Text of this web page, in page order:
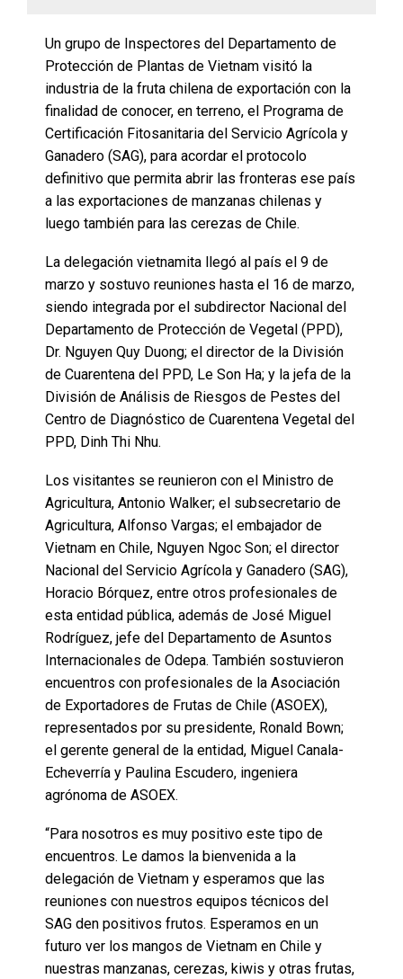
Un grupo de Inspectores del Departamento de
Protección de Plantas de Vietnam visitó la
industria de la fruta chilena de exportación con la
finalidad de conocer, en terreno, el Programa de
Certificación Fitosanitaria del Servicio Agrícola y
Ganadero (SAG), para acordar el protocolo
definitivo que permita abrir las fronteras ese país
a las exportaciones de manzanas chilenas y
luego también para las cerezas de Chile.
La delegación vietnamita llegó al país el 9 de
marzo y sostuvo reuniones hasta el 16 de marzo,
siendo integrada por el subdirector Nacional del
Departamento de Protección de Vegetal (PPD),
Dr. Nguyen Quy Duong; el director de la División
de Cuarentena del PPD, Le Son Ha; y la jefa de la
División de Análisis de Riesgos de Pestes del
Centro de Diagnóstico de Cuarentena Vegetal del
PPD, Dinh Thi Nhu.
Los visitantes se reunieron con el Ministro de
Agricultura, Antonio Walker; el subsecretario de
Agricultura, Alfonso Vargas; el embajador de
Vietnam en Chile, Nguyen Ngoc Son; el director
Nacional del Servicio Agrícola y Ganadero (SAG),
Horacio Bórquez, entre otros profesionales de
esta entidad pública, además de José Miguel
Rodríguez, jefe del Departamento de Asuntos
Internacionales de Odepa. También sostuvieron
encuentros con profesionales de la Asociación
de Exportadores de Frutas de Chile (ASOEX),
representados por su presidente, Ronald Bown;
el gerente general de la entidad, Miguel Canala-
Echeverría y Paulina Escudero, ingeniera
agrónoma de ASOEX.
“Para nosotros es muy positivo este tipo de
encuentros. Le damos la bienvenida a la
delegación de Vietnam y esperamos que las
reuniones con nuestros equipos técnicos del
SAG den positivos frutos. Esperamos en un
futuro ver los mangos de Vietnam en Chile y
nuestras manzanas, cerezas, kiwis y otras frutas,